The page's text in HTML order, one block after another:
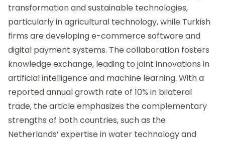
transformation and sustainable technologies,
particularly in agricultural technology, while Turkish
firms are developing e-commerce software and
digital payment systems. The collaboration fosters
knowledge exchange, leading to joint innovations in
artificial intelligence and machine learning. With a
reported annual growth rate of 10% in bilateral
trade, the article emphasizes the complementary
strengths of both countries, such as the
Netherlands’ expertise in water technology and